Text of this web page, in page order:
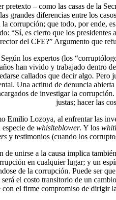
pretexto – como las casas de la
grandes diferencias entre los
corrupción; que todo, por ende,
“Sí, es cierto que los
del CFE?” Argumento que
los expertos (los
han vivido y trabajado dentro
callados que decir algo.
Una actitud de denuncia
de investigar la
justas; hacer las
Lozoya, al enfrentar las
de whislteblower. Y los
y testimonios (cuando los
unirse a la causa implica
en cualquier lugar; y un
de la corrupción. Puede ser
el costo transitorio de un
el firme compromiso de